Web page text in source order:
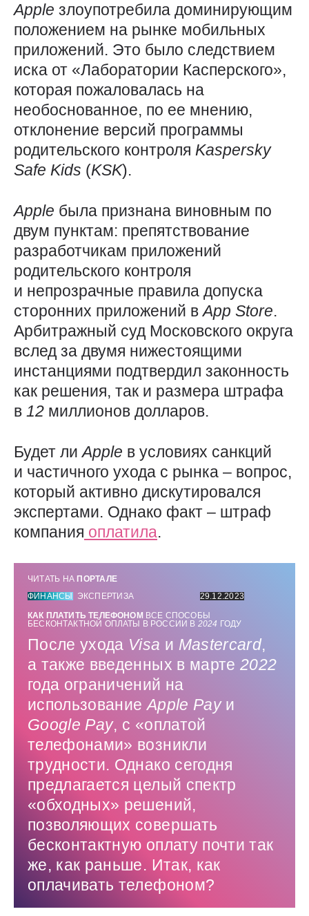
Apple злоупотребила доминирующим
положением на рынке мобильных
приложений. Это было следствием
иска от «Лаборатории Касперского»,
которая пожаловалась на
необоснованное, по ее мнению,
отклонение версий программы
родительского контроля Kaspersky
Safe Kids (KSK).
Apple была признана виновным по
двум пунктам: препятствование
разработчикам приложений
родительского контроля
и непрозрачные правила допуска
сторонних приложений вApp Store.
Арбитражный суд Московского округа
вслед за двумя нижестоящими
инстанциями подтвердил законность
как решения, так и размера штрафа
в 12 миллионов долларов.
Будет лиApple в условиях санкций
и частичного ухода с рынка – вопрос,
который активно дискутировался
экспертами. Однако факт – штраф
компания оплатила.
ЧИТАТЬ НА ПОРТАЛЕ
ФИНАНСЫ
ЭКСПЕРТИЗА
29.12.2023
КАК ПЛАТИТЬ ТЕЛЕФОНОМ ВСЕ СПОСОБЫ
БЕСКОНТАКТНОЙ ОПЛАТЫ В РОССИИ В 2024 ГОДУ
После ухода Visa и Mastercard,
а также введенных в марте 2022
года ограничений на
использованиеApple Pay и
Google Pay, с «оплатой
телефонами» возникли
трудности. Однако сегодня
предлагается целый спектр
«обходных» решений,
позволяющих совершать
бесконтактную оплату почти так
же, как раньше. Итак, как
оплачивать телефоном?